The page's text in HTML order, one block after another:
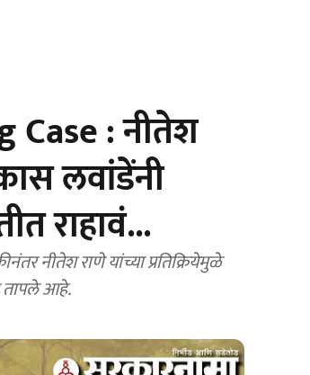
: नीतेश
लवांडेंनी
राहावं...
नीतेश राणे यांच्या प्रतिक्रियेमुळे
तापले आहे.